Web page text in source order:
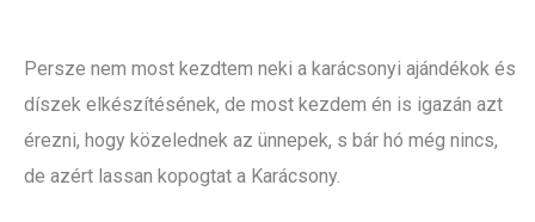
Persze nem most kezdtem neki a karácsonyi ajándékok és
díszek elkészítésének, de most kezdem én is igazán azt
érezni, hogy közelednek az ünnepek, s bár hó még nincs,
de azért lassan kopogtat a Karácsony.